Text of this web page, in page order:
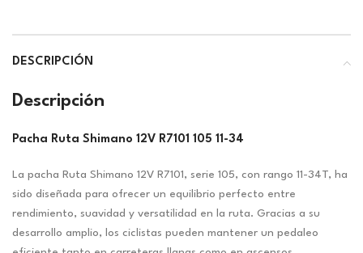
DESCRIPCIÓN
Descripción
Pacha Ruta Shimano 12V R7101 105 11-34
La pacha Ruta Shimano 12V R7101, serie 105, con rango 11-34T, ha
sido diseñada para ofrecer un equilibrio perfecto entre
rendimiento, suavidad y versatilidad en la ruta. Gracias a su
desarrollo amplio, los ciclistas pueden mantener un pedaleo